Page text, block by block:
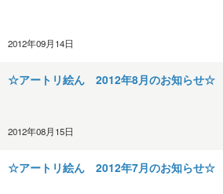
2012年09月14日
☆アートリ絵ん 2012年8月のお知らせ☆
2012年08月15日
☆アートリ絵ん 2012年7月のお知らせ☆